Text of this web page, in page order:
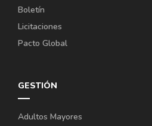
Boletín
Licitaciones
Pacto Global
GESTIÓN
Adultos Mayores